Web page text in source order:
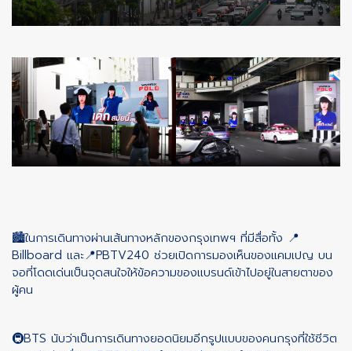
🏙️ในการเดินทางผ่านเส้นทางหลักของกรุงเทพฯ ที่มีสื่อทั้ง 📍
Billboard และ📍PBTV240 ช่วยเปิดการมองเห็นของแคมเปญ บน
จอที่โดดเด่นเป็นจุดสนใจให้ข้อความของแบรนด์เข้าไปอยู่ในสายตาของ
ผู้คน
🚇BTS นับว่าเป็นการเดินทางยอดนิยมอีกรูปแบบของคนกรุงที่ใช้ชีวิต